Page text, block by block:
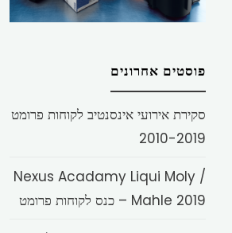
פוסטים אחרונים
סקירת אירועי אינסנטיב לקוחות פרומט
2010-2019
Nexus Acadamy Liqui Moly /
Mahle 2019 – כנס לקוחות פרומט